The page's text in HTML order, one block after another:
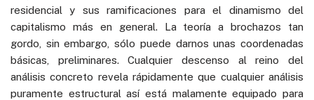
residencial y sus ramificaciones para el dinamismo del
capitalismo más en general. La teoría a brochazos tan
gordo, sin embargo, sólo puede darnos unas coordenadas
básicas, preliminares. Cualquier descenso al reino del
análisis concreto revela rápidamente que cualquier análisis
puramente estructural así está malamente equipado para